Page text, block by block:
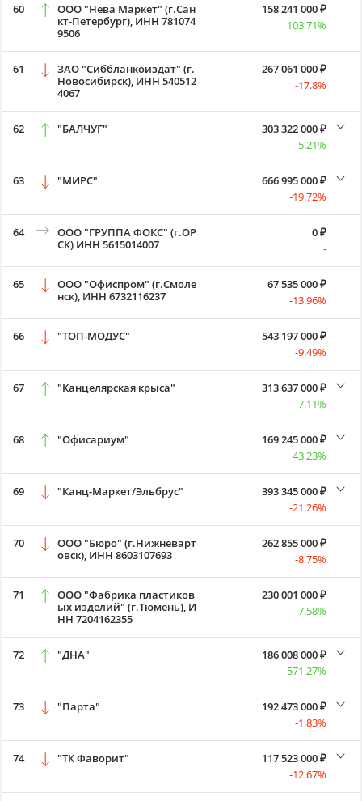
60
ООО "Нева Маркет" (г.Сан
кт-Петербург), ИНН 781074
9506
158 241 000 ₽
103.71%
61
ЗАО "Сиббланкоиздат" (г.
Новосибирск), ИНН 540512
4067
267 061 000 ₽
-17.8%
62 "БАЛЧУГ"
303 322 000 ₽
5.21%
63 "МИРС"
666 995 000 ₽
-19.72%
64
ООО "ГРУППА ФОКС" (г.ОР
СК) ИНН 5615014007
0 ₽
-
65
ООО "Офиспром" (г.Смоле
нск), ИНН 6732116237
67 535 000 ₽
-13.96%
66 "ТОП-МОДУС"
543 197 000 ₽
-9.49%
67 "Канцелярская крыса"
313 637 000 ₽
7.11%
68 "Офисариум"
169 245 000 ₽
43.23%
69 "Канц-Маркет/Эльбрус"
393 345 000 ₽
-21.26%
70
ООО "Бюро" (г.Нижневарт
овск), ИНН 8603107693
262 855 000 ₽
-8.75%
71
ООО "Фабрика пластиков
ых изделий" (г.Тюмень), И
НН 7204162355
230 001 000 ₽
7.58%
72 "ДНА"
186 008 000 ₽
571.27%
73 "Парта"
192 473 000 ₽
-1.83%
74 "ТК Фаворит"
117 523 000 ₽
-12.67%